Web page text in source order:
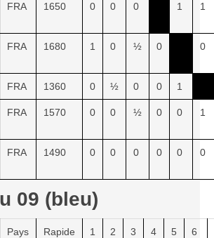
FRA 1650 0 0 0 1 1
FRA 1680 1 0 ½ 0 0
FRA 1360 0 ½ 0 0 1
FRA 1570 0 0 ½ 0 0 1
FRA 1490 0 0 0 0 0 0
09 (bleu)
Pays Rapide 1 2 3 4 5 6